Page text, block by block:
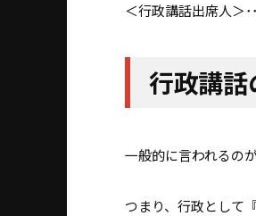
＜行政講話出席人＞
行政講話
一般的に言われるの
つまり、行政として